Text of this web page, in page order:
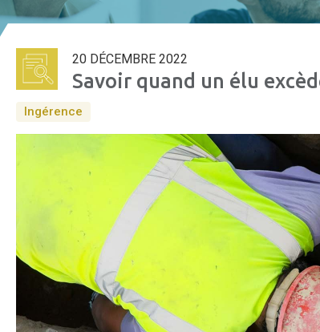
20 DÉCEMBRE 2022
Savoir quand un élu
Ingérence